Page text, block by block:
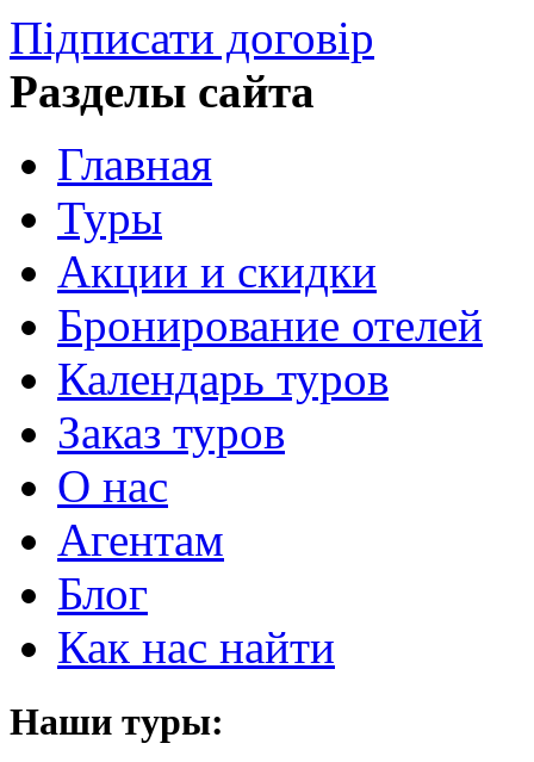
Підписати договір
Разделы сайта
Главная
Туры
Акции и скидки
Бронирование отелей
Календарь туров
Заказ туров
О нас
Агентам
Блог
Как нас найти
Наши туры: